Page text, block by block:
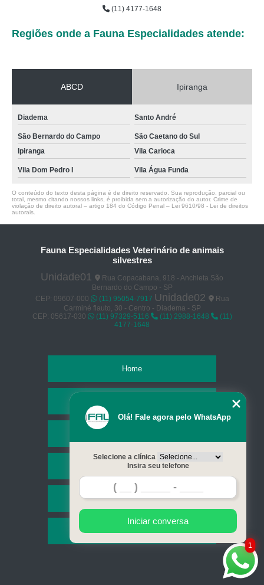
(11) 4177-1648
Regiões onde a Fauna Especialidades atende:
ABCD Ipiranga
Diadema Santo André
São Bernardo do Campo
São Caetano do Sul
Ipiranga
Vila Carioca
Vila Dom Pedro I Vila Água Funda
O conteúdo do texto desta página é de direito reservado. Sua reprodução, parcial ou
total, mesmo citando nossos links, é proibida sem a autorização do autor. Crime de
violação de direito autoral – artigo 184 do Código Penal – Lei 9610/98 - Lei de direitos
autorais
Fauna Especialidades Veterinário de animais
silvestres
Unidade01
Rua Copacabana, 918 - Anchieta São
Bernardo do Campo - SP
CEP: 09607-000
(11) 95054-7917 Unidade02
Rua
Carminé flauto, 30 - Centro - Diadema - SP
CEP: 05617-030
(11) 97329-5116 (11) 2988-1648
(11)
4177-1648
Home
Serviços
Contato
Mapa do site
1
Olá! Fale agora pelo WhatsApp
Selecione a clínica
Insira seu telefone
Iniciar conversa